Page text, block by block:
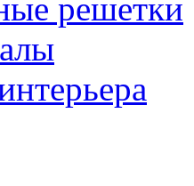
решетки